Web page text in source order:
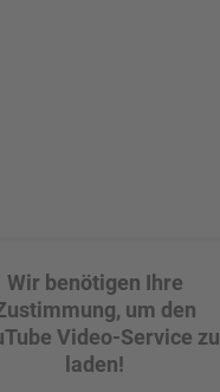
Wir benötigen Ihre
um den
Video-Service zu
laden!